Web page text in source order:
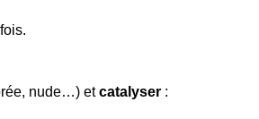
nude…) etcatalyser :